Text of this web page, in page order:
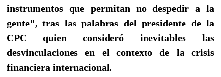
instrumentos que permitan no despedir a la
gente", tras las palabras del presidente de la
CPC quien consideró inevitables las
desvinculaciones en el contexto de la crisis
financiera internacional.